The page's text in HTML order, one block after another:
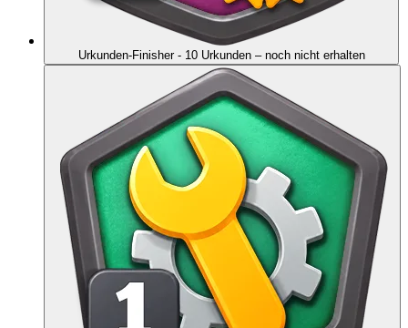
Urkunden-Finisher - 10 Urkunden – noch nicht erhalten